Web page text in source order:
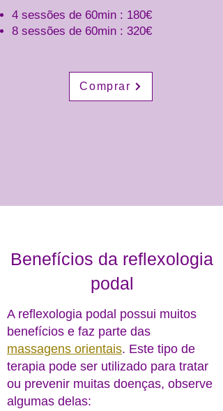
4 sessões de 60min : 180€
8 sessões de 60min : 320€
Comprar
Benefícios da reflexologia
podal
​​A reflexologia podal possui muitos
benefícios e faz parte das
massagens orientais. Este tipo de
terapia pode ser utilizado para tratar
ou prevenir muitas doenças, observe
algumas delas: